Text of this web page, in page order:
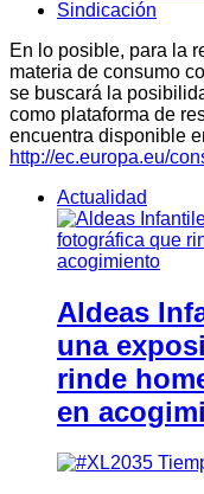
Sindicación
En lo posible, para la
materia de consumo
se buscará la
como plataforma de
encuentra disponible
http://ec.europa.eu/
Actualidad
Aldeas
una
rinde
en